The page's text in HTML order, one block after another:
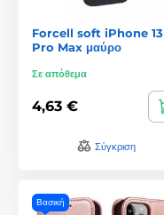
Forcell soft iPhone 13
Pro Max μαύρο
Σε απόθεμα
4,63 €
Σύγκριση
Βασική